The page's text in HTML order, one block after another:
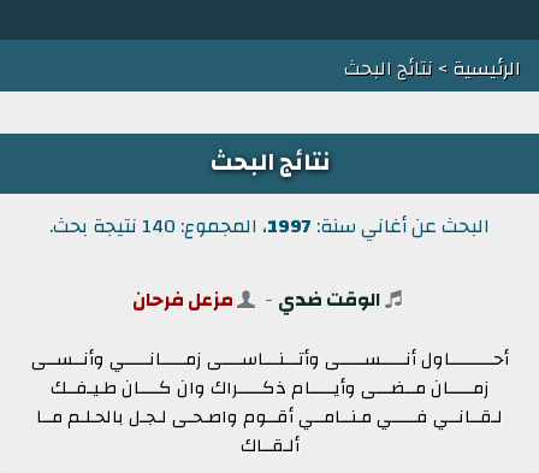
الرئيسية> نتائج البحث
نتائج البحث
البحث عن أغاني سنة: 1997، المجموع: 140 نتيجة بحث.
الوقت ضدي - مزعل فرحان
أحـــــــــاول أنـــــســـــى وأتـــنـــاســــى زمـــــانـــــي وأنــســى
زمـــــان مــضـــى وأيـــــام ذكـــــراك وان كــــان طـيـفــك
لـقــانــي فـــــي مـنــامــي أقــوم واصـحـى لـجـل بالحـلـم مــا
ألـقــاك